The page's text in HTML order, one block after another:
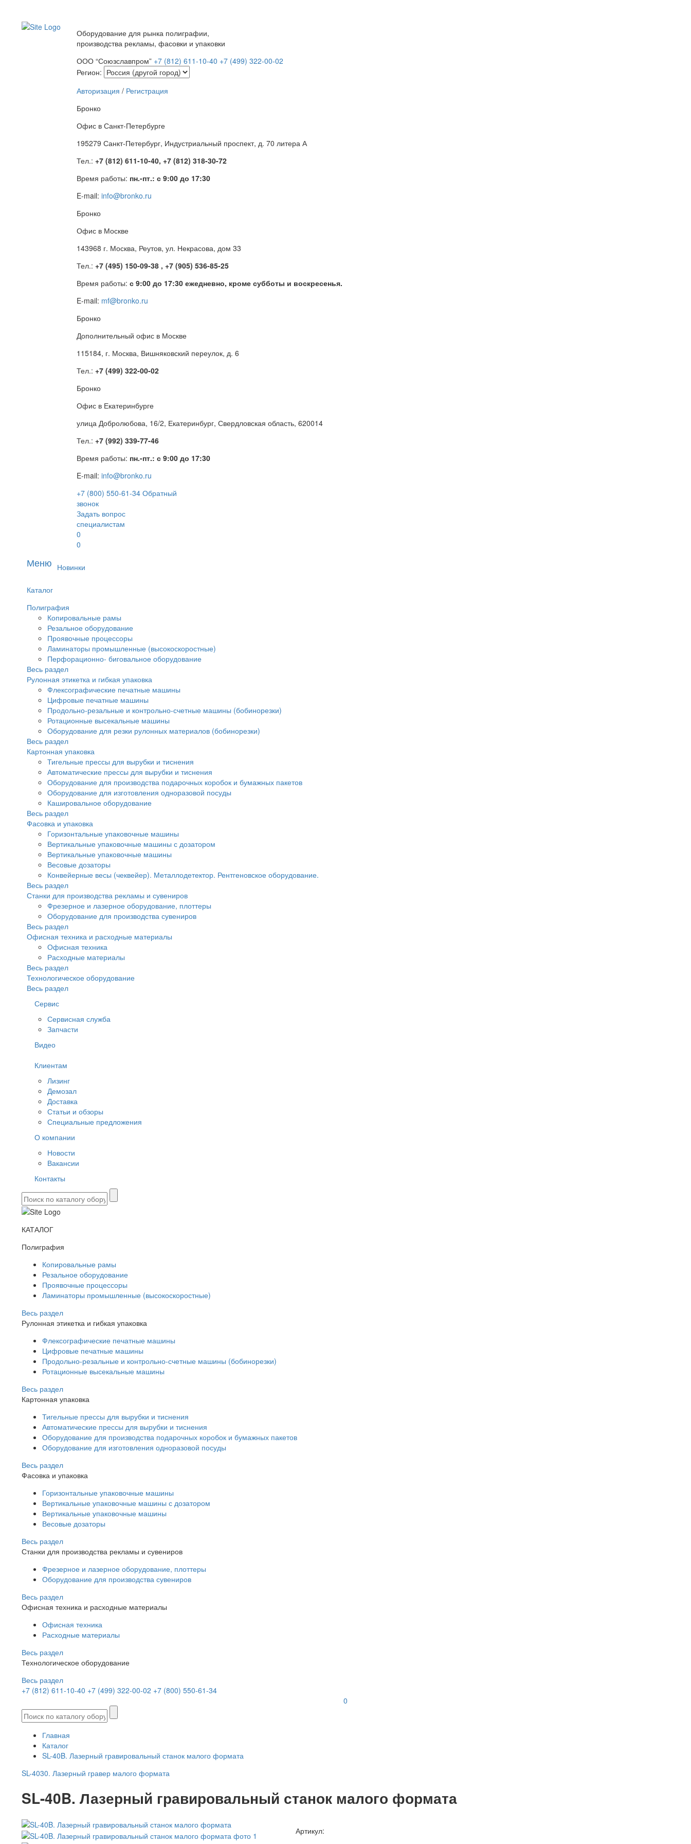
Оборудование для рынка полиграфии,
производства рекламы, фасовки и упаковки
ООО “Союзславпром” +7 (812) 611-10-40 +7 (499) 322-00-02
Регион:
Авторизация / Регистрация
Бронко
Офис в Санкт-Петербурге
195279 Санкт-Петербург, Индустриальный проспект, д. 70 литера А
Тел.: +7 (812) 611-10-40, +7 (812) 318-30-72
Время работы: пн.-пт.: с 9:00 до 17:30
E-mail: info@bronko.ru
Бронко
Офис в Москве
143968 г. Москва, Реутов, ул. Некрасова, дом 33
Тел.: +7 (495) 150-09-38 , +7 (905) 536-85-25
Время работы: с 9:00 до 17:30 ежедневно, кроме субботы и воскресенья.
E-mail: mf@bronko.ru
Бронко
Дополнительный офис в Москве
115184, г. Москва, Вишняковский переулок, д. 6
Тел.: +7 (499) 322-00-02
Бронко
Офис в Екатеринбурге
улица Добролюбова, 16/2, Екатеринбург, Свердловская область, 620014
Тел.: +7 (992) 339-77-46
Время работы: пн.-пт.: с 9:00 до 17:30
E-mail: info@bronko.ru
+7 (800) 550-61-34 Обратный
звонок
Задать вопрос
специалистам
0
0
Меню Новинки
Каталог
Полиграфия
Копировальные рамы
Резальное оборудование
Проявочные процессоры
Ламинаторы промышленные (высокоскоростные)
Перфорационно- биговальное оборудование
Весь раздел
Рулонная этикетка и гибкая упаковка
Флексографические печатные машины
Цифровые печатные машины
Продольно-резальные и контрольно-счетные машины (бобинорезки)
Ротационные высекальные машины
Оборудование для резки рулонных материалов (бобинорезки)
Весь раздел
Картонная упаковка
Тигельные прессы для вырубки и тиснения
Автоматические прессы для вырубки и тиснения
Оборудование для производства подарочных коробок и бумажных пакетов
Оборудование для изготовления одноразовой посуды
Кашировальное оборудование
Весь раздел
Фасовка и упаковка
Горизонтальные упаковочные машины
Вертикальные упаковочные машины с дозатором
Вертикальные упаковочные машины
Весовые дозаторы
Конвейерные весы (чеквейер). Металлодетектор. Рентгеновское оборудование.
Весь раздел
Станки для производства рекламы и сувениров
Фрезерное и лазерное оборудование, плоттеры
Оборудование для производства сувениров
Весь раздел
Офисная техника и расходные материалы
Офисная техника
Расходные материалы
Весь раздел
Технологическое оборудование
Весь раздел
Сервис
Сервисная служба
Запчасти
Видео
Клиентам
Лизинг
Демозал
Доставка
Статьи и обзоры
Специальные предложения
О компании
Новости
Вакансии
Контакты
КАТАЛОГ
Полиграфия
Копировальные рамы
Резальное оборудование
Проявочные процессоры
Ламинаторы промышленные (высокоскоростные)
Весь раздел
Рулонная этикетка и гибкая упаковка
Флексографические печатные машины
Цифровые печатные машины
Продольно-резальные и контрольно-счетные машины (бобинорезки)
Ротационные высекальные машины
Весь раздел
Картонная упаковка
Тигельные прессы для вырубки и тиснения
Автоматические прессы для вырубки и тиснения
Оборудование для производства подарочных коробок и бумажных пакетов
Оборудование для изготовления одноразовой посуды
Весь раздел
Фасовка и упаковка
Горизонтальные упаковочные машины
Вертикальные упаковочные машины с дозатором
Вертикальные упаковочные машины
Весовые дозаторы
Весь раздел
Станки для производства рекламы и сувениров
Фрезерное и лазерное оборудование, плоттеры
Оборудование для производства сувениров
Весь раздел
Офисная техника и расходные материалы
Офисная техника
Расходные материалы
Весь раздел
Технологическое оборудование
Весь раздел
+7 (812) 611-10-40 +7 (499) 322-00-02 +7 (800) 550-61-34
0
Главная
Каталог
SL-40B. Лазерный гравировальный станок малого формата
SL-4030. Лазерный гравер малого формата
SL-40B. Лазерный гравировальный станок малого формата
Артикул: